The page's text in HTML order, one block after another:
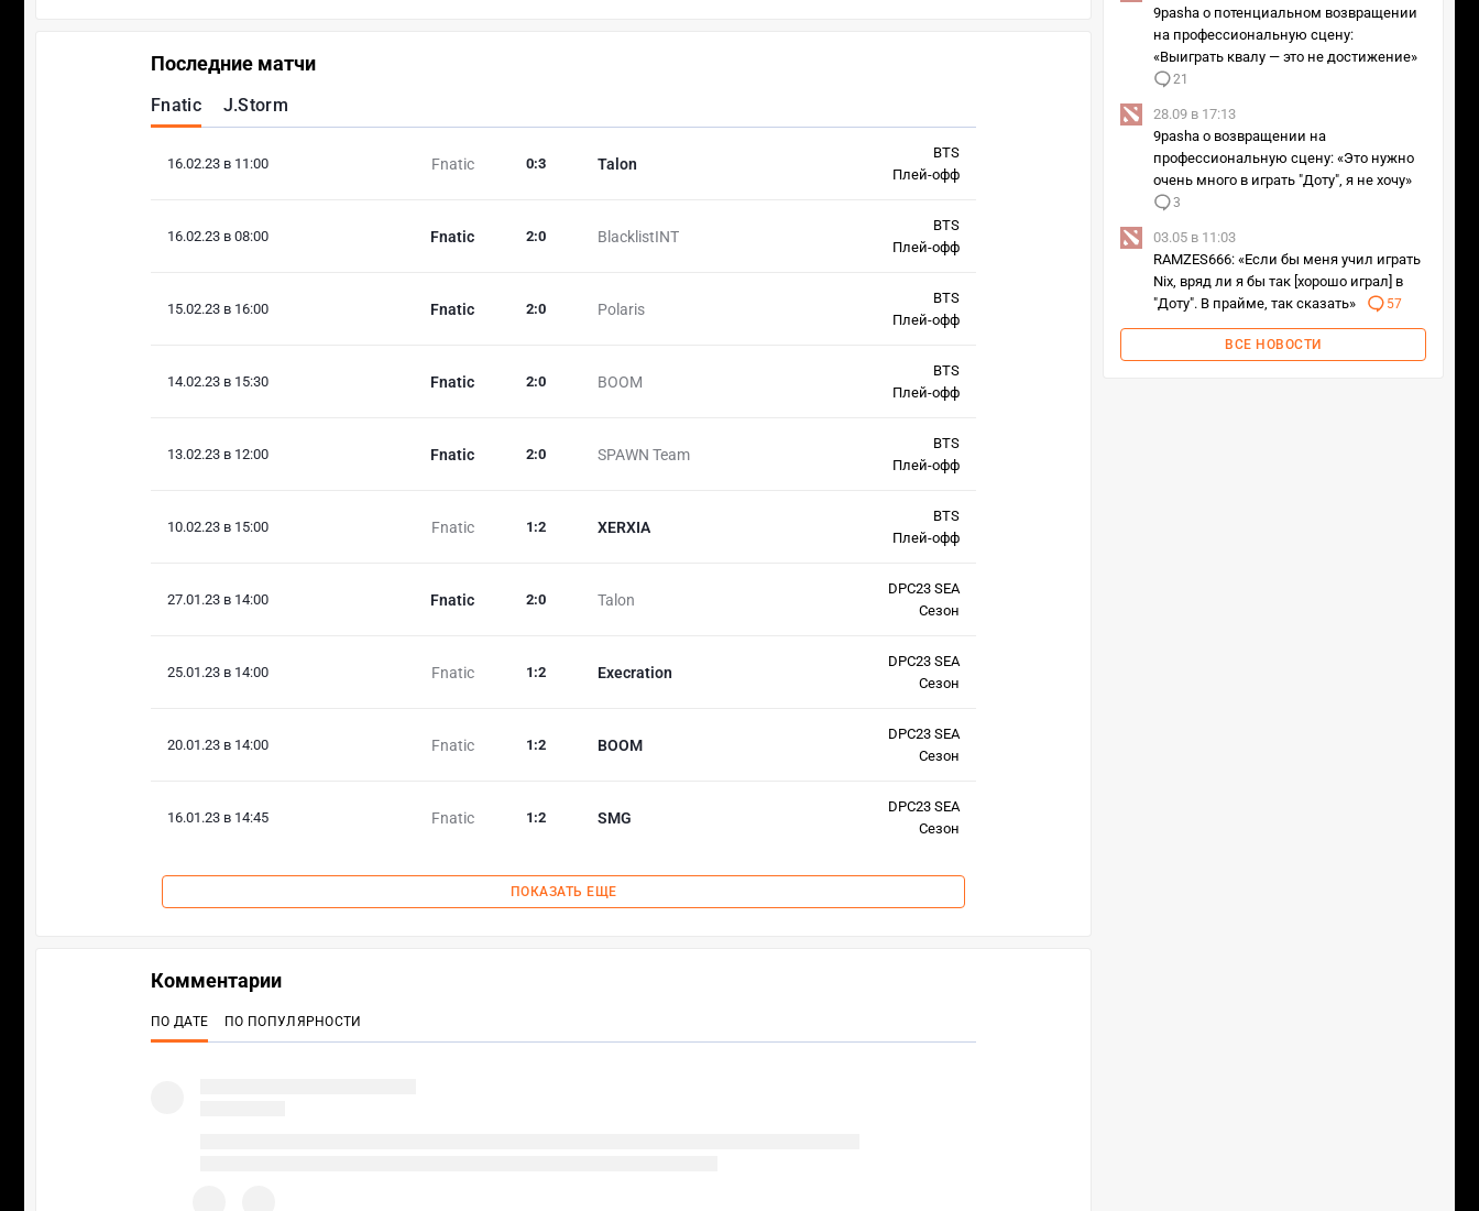
Последние матчи
Fnatic J.Storm
16.02.23 в 11:00 Fnatic Talon
0:3
BTS
Плей-офф
16.02.23 в 08:00 Fnatic BlacklistINT
2:0
BTS
Плей-офф
15.02.23 в 16:00 Fnatic Polaris
2:0
BTS
Плей-офф
14.02.23 в 15:30 Fnatic BOOM
2:0
BTS
Плей-офф
13.02.23 в 12:00 Fnatic SPAWN Team
2:0
BTS
Плей-офф
10.02.23 в 15:00 Fnatic XERXIA
1 :2
BTS
Плей-офф
27.01.23 в 14:00 Fnatic Talon
2:0
DPC23 SEA
Сезон
25.01.23 в 14:00 Fnatic Execration
1 :2
DPC23 SEA
Сезон
20.01.23 в 14:00 Fnatic BOOM
1 :2
DPC23 SEA
Сезон
16.01.23 в 14:45 Fnatic SMG
1 :2
DPC23 SEA
Сезон
ПОКАЗАТЬ ЕЩЕ
9pasha о потенциальном возвращении
на профессиональную сцену:
«Выиграть квалу — это не достижение»
21
28.09 в 17:13
9pasha о возвращении на
профессиональную сцену: «Это нужно
очень много в играть "Доту", я не хочу»
3
03.05 в 11:03
RAMZES666: «Если бы меня учил играть
Nix, вряд ли я бы так [хорошо играл] в
"Доту". В прайме, так сказать»
57
ВСЕ НОВОСТИ
Комментарии
ПО ДАТЕ ПО ПОПУЛЯРНОСТИ